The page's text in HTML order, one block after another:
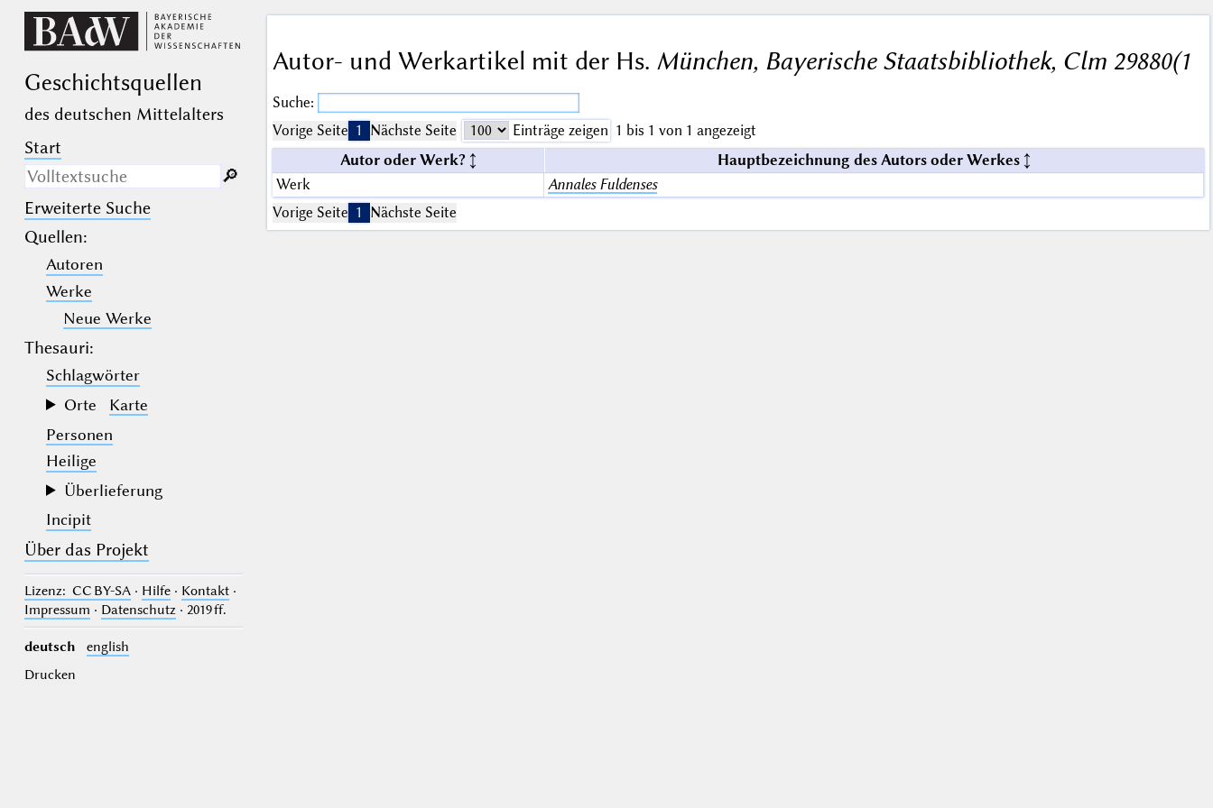
Geschichts­quellen
des deutschen Mittelalters
Start
Nur in Beschreibungs­texten
suchen
(der Unterstrich) ist Platzhalter für
genau ein Zeichen.
(das Prozentzeichen) ist Platzhalter
für kein, ein oder mehr als ein
Zeichen.
🔎︎
Erweiterte Suche
Quellen:
Autoren
Werke
Neue Werke
Thesauri:
Schlagwörter
Orte
Karte
Personen
Heilige
Überlieferung
Incipit
Über das Projekt
Lizenz: CC BY-SA· Hilfe· Kontakt·
Impressum · Datenschutz· 2019 ff.
deutsch
english
Drucken
Autor- und Werkartikel mit der Hs. München, Bayerische Staatsbibliothek, Clm 29880(1
Suche:
Vorige Seite 1 Nächste Seite Einträge zeigen 1 bis 1 von 1 angezeigt
Autor oder Werk?
Hauptbezeichnung des Autors oder Werkes
Werk
Annales Fuldenses
Vorige Seite 1 Nächste Seite